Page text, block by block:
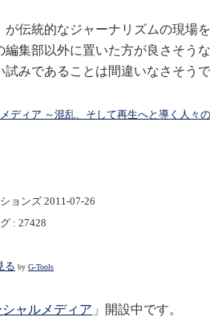
が伝統的なジャーナリズムの現場
編集部以外に置いた方が良さそう
みであることは間違いなさそうで
ディア ～混乱、そして再生へと導く人々
ョンズ 2011-07-26
: 27428
る by G-Tools
ャルメディア 」開設中です。